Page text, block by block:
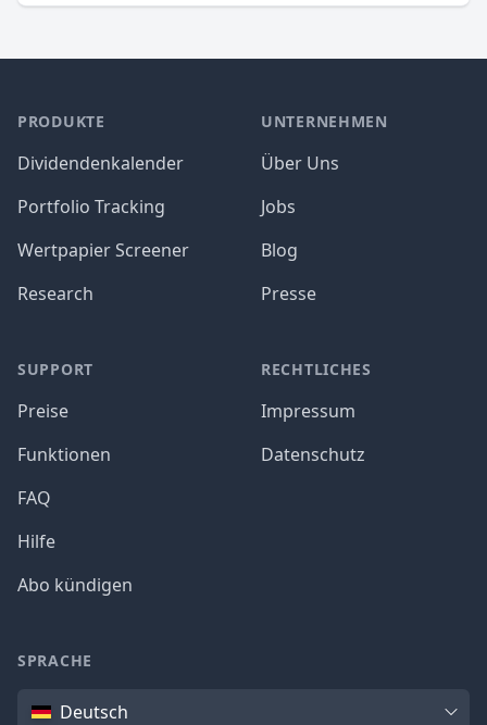
PRODUKTE
Dividendenkalender
Portfolio Tracking
Wertpapier Screener
Research
SUPPORT
Preise
Funktionen
FAQ
Hilfe
Abo kündigen
UNTERNEHMEN
Über Uns
Jobs
Blog
Presse
RECHTLICHES
Impressum
Datenschutz
SPRACHE
SpracheDeutsch